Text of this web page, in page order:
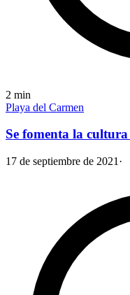
2 min
Playa del Carmen
Se fomenta la
17 de septiembre de 2021 ·